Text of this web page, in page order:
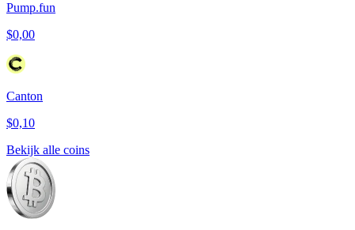
Pump.fun
$0,00
Canton
$0,10
Bekijk alle coins